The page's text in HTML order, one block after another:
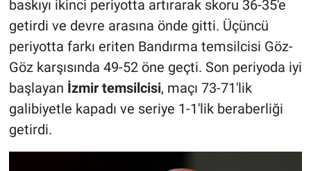
baskıyı ikinci periyotta artırarak skoru 36-35'e
getirdi ve devre arasına önde gitti. Üçüncü
periyotta farkı eriten Bandırma temsilcisi Göz-
Göz karşısında 49-52 öne geçti. Son periyoda iyi
başlayan İzmir temsilcisi, maçı 73-71'lik
galibiyetle kapadı ve seriye 1-1'lik beraberliği
getirdi.